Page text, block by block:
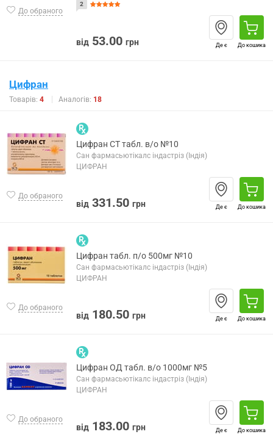
До обраного
2
від 53.00 грн Де є До кошика
Цифран
Товарів: 4 Аналогів: 18
До обраного
Цифран СТ табл. в/о №10
Сан фармасьютікалс індастріз (Індія)
ЦИФРАН
від 331.50 грн Де є До кошика
До обраного
Цифран табл. п/о 500мг №10
Сан фармасьютікалс індастріз (Індія)
ЦИФРАН
від 180.50 грн Де є До кошика
До обраного
Цифран ОД табл. в/о 1000мг №5
Сан фармасьютікалс індастріз (Індія)
ЦИФРАН
від 183.00 грн Де є До кошика